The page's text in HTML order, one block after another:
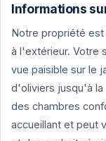
Informations
Notre propriété
à l'extérieur. Votre
vue paisible sur le
d'oliviers jusqu'à la
des chambres
accueillant et peut